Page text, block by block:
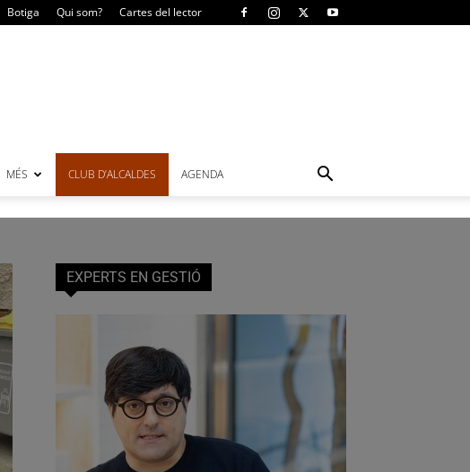
Botiga Qui som? Cartes del lector
MÉS CLUB D’ALCALDES AGENDA
EXPERTS EN GESTIÓ